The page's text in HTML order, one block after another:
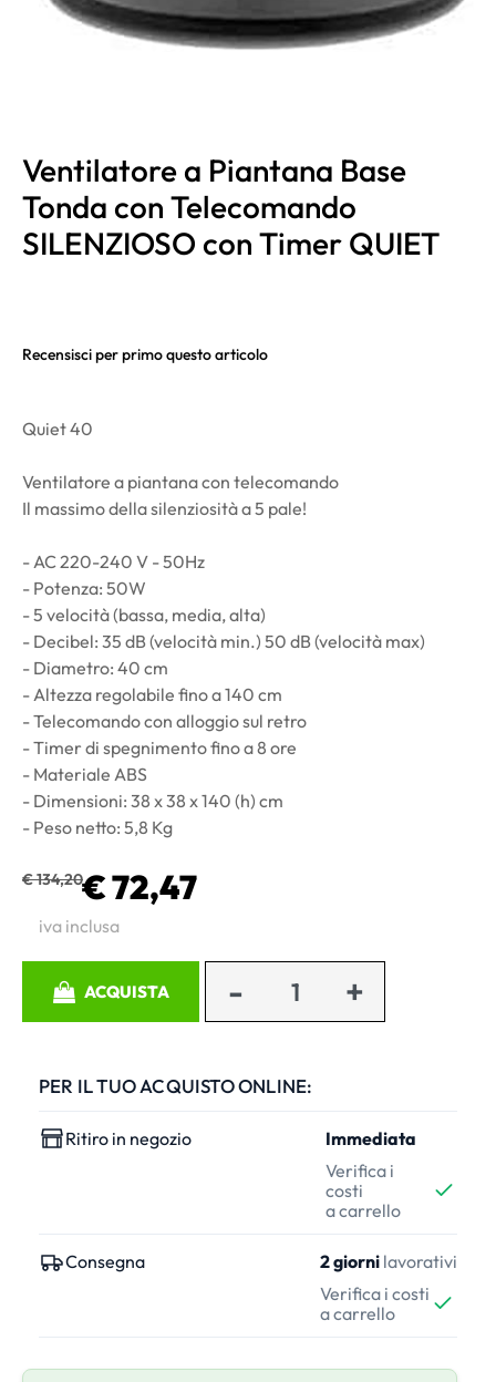
Ventilatore a Piantana Base
Tonda con Telecomando
SILENZIOSO con Timer QUIET
Recensisci per primo questo articolo
Quiet 40
Ventilatore a piantana con telecomando
Il massimo della silenziosità a 5 pale!
- AC 220-240 V - 50Hz
- Potenza: 50W
- 5 velocità (bassa, media, alta)
- Decibel: 35 dB (velocità min.) 50 dB (velocità max)
- Diametro: 40 cm
- Altezza regolabile fino a 140 cm
- Telecomando con alloggio sul retro
- Timer di spegnimento fino a 8 ore
- Materiale ABS
- Dimensioni: 38 x 38 x 140 (h) cm
- Peso netto: 5,8 Kg
€ 134,20€ 72,47
iva inclusa
ACQUISTA
PER IL TUO ACQUISTO ONLINE:
Ritiro in negozio
Immediata
Verifica i
costi
a carrello
Consegna 2 giorni lavorativi
Verifica i costi
a carrello